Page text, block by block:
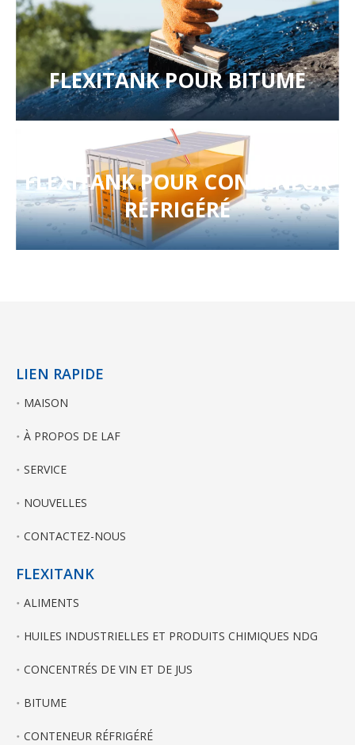
FLEXITANK POUR BITUME
FLEXITANK POUR CONTENEUR
RÉFRIGÉRÉ
LIEN RAPIDE
MAISON
À PROPOS DE LAF
SERVICE
NOUVELLES
CONTACTEZ-NOUS
FLEXITANK
ALIMENTS
HUILES INDUSTRIELLES ET PRODUITS CHIMIQUES NDG
CONCENTRÉS DE VIN ET DE JUS
BITUME
CONTENEUR RÉFRIGÉRÉ